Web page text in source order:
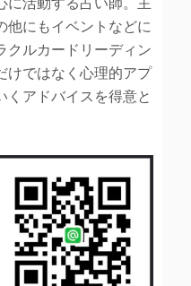
活動する占い師。主
他にもイベントなどに
クルカードリーディン
けではなく心理的アプ
くアドバイスを得意と